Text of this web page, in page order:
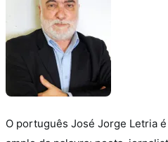
O português José Jorge Letria